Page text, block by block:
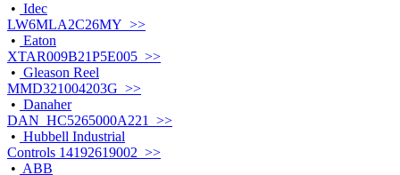
• Idec
LW6MLA2C26MY >>
• Eaton
XTAR009B21P5E005 >>
• Gleason Reel
MMD321004203G >>
• Danaher
DAN_HC5265000A221 >>
• Hubbell Industrial
Controls 14192619002 >>
• ABB